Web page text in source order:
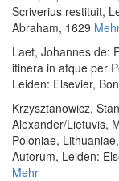
Scriverius restituit,
Abraham, 1629
Laet, Johannes de:
itinera in atque per
Leiden: Elsevier,
Krzysztanowicz,
Alexander/Lietuvis,
Poloniae,
Autorum, Leiden:
Mehr